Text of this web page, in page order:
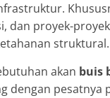
dan proyek-
struktural.
akan buis
dengan pesatnya